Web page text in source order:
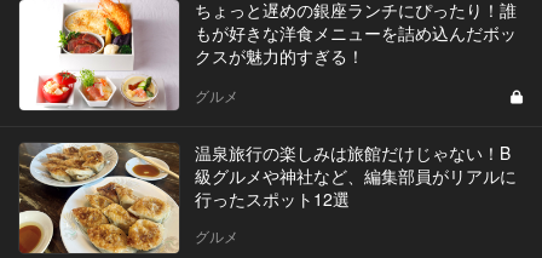
ちょっと遅めの銀座ランチにぴったり！誰
もが好きな洋食メニューを詰め込んだボッ
クスが魅力的すぎる！
グルメ
温泉旅行の楽しみは旅館だけじゃない！B
級グルメや神社など、編集部員がリアルに
行ったスポット12選
グルメ